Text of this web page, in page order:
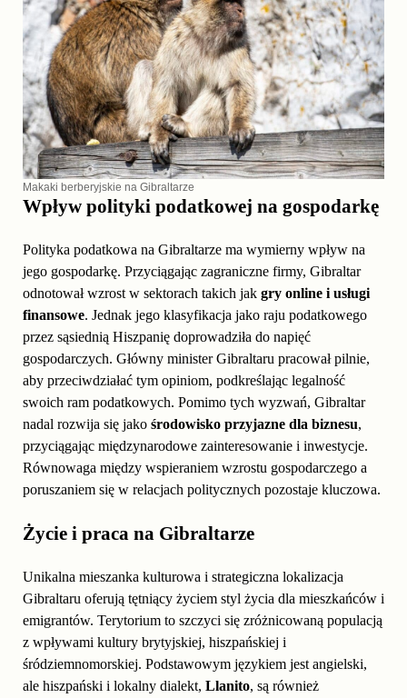
Makaki berberyjskie na Gibraltarze
Wpływ polityki podatkowej na gospodarkę
Polityka podatkowa na Gibraltarze ma wymierny wpływ na
jego gospodarkę. Przyciągając zagraniczne firmy, Gibraltar
odnotował wzrost w sektorach takich jak gry online i usługi
finansowe. Jednak jego klasyfikacja jako raju podatkowego
przez sąsiednią Hiszpanię doprowadziła do napięć
gospodarczych. Główny minister Gibraltaru pracował pilnie,
aby przeciwdziałać tym opiniom, podkreślając legalność
swoich ram podatkowych. Pomimo tych wyzwań, Gibraltar
nadal rozwija się jako środowisko przyjazne dla biznesu,
przyciągając międzynarodowe zainteresowanie i inwestycje.
Równowaga między wspieraniem wzrostu gospodarczego a
poruszaniem się w relacjach politycznych pozostaje kluczowa.
Życie i praca na Gibraltarze
Unikalna mieszanka kulturowa i strategiczna lokalizacja
Gibraltaru oferują tętniący życiem styl życia dla mieszkańców i
emigrantów. Terytorium to szczyci się zróżnicowaną populacją
z wpływami kultury brytyjskiej, hiszpańskiej i
śródziemnomorskiej. Podstawowym językiem jest angielski,
ale hiszpański i lokalny dialekt, Llanito, są również